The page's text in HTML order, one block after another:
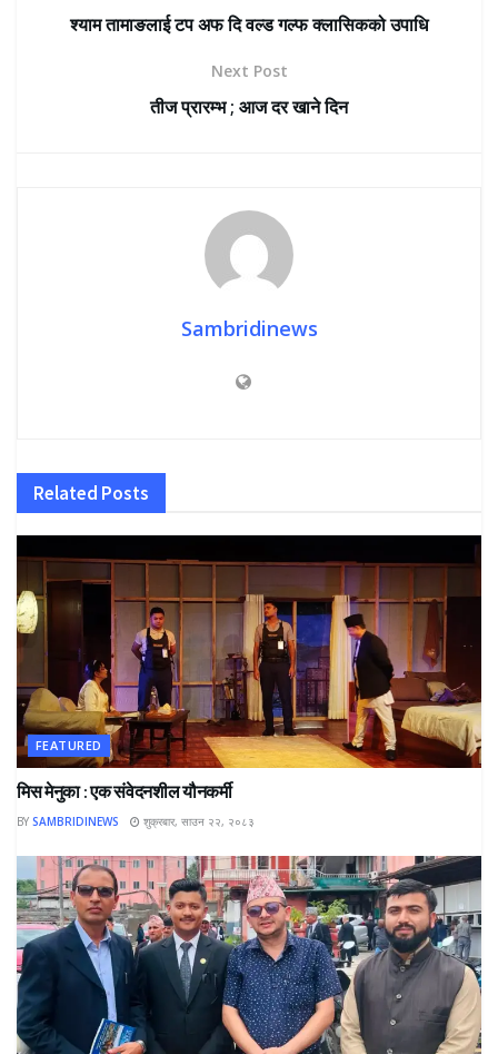
श्याम तामाङलाई टप अफ दि वल्ड गल्फ क्लासिकको उपाधि
Next Post
तीज प्रारम्भ ; आज दर खाने दिन
Sambridinews
Related Posts
FEATURED
मिस मेनुका : एक संवेदनशील यौनकर्मी
BY SAMBRIDINEWS शुक्रबार, साउन २२, २०८३